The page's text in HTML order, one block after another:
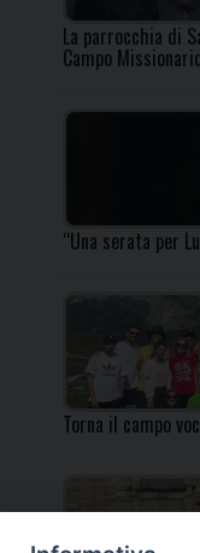
La parrocchia di
Campo
“Una serata per
Torna il campo